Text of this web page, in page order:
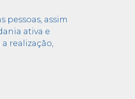
pessoas, assim
ativa e
realização,